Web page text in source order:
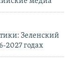
Зеленский
2027 годах